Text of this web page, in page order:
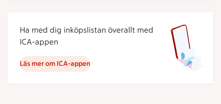
Ha med dig inköpslistan överallt med
ICA-appen
Läs mer om ICA-appen